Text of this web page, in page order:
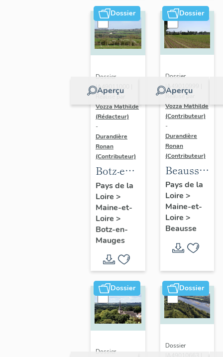
Dossier
Aperçu
Dossier
IA49011000 |
Réalisé par
Vozza Mathilde
(Rédacteur)
-
Durandière
Ronan
(Contributeur)
Botz-en-
Mauges :
présentation
de la
commune
Pays de la
Loire >
Maine-et-
Loire >
Botz-en-
Mauges
Dossier
Aperçu
Dossier
IA49010999 |
Réalisé par
Vozza Mathilde
(Contributeur)
-
Durandière
Ronan
(Contributeur)
Beausse :
de la
commune
Pays de la
Loire >
Maine-et-
Loire >
Beausse
Dossier
Dossier
Dossier
Dossier